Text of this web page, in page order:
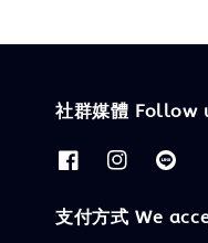
社群媒體 Follow
支付方式 We